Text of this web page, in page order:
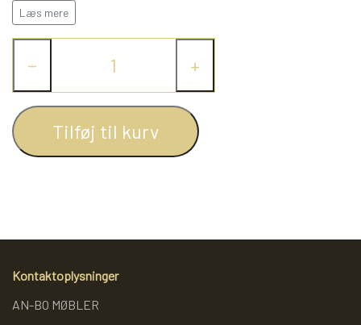
REOL EDGE
REOL MISTRAL
REOL SIGN
BOGREOLER 40 CM DYBDE
VÆGPANELER
SPEJLE
elegance og eksklusivitet til lampen, samtidig også et touch af
ekstravagance, som gør, at den adskiller sig fra andre lamper.
lampeserien tilfører med sit design elegance i hjemmet og er
særdeles oplagt at have hængende over spisebordet i
spisestuen eller over sofabordet i stuen, hvor den på
smukkeste vis vil sprede sit lys i rummet. Paris er designet af
designerne Michael Waltersdorff, Emanuele Patton.
Læs mere
− +
Tilføj til kurv
Kontaktoplysninger
AN-BO MØBLER